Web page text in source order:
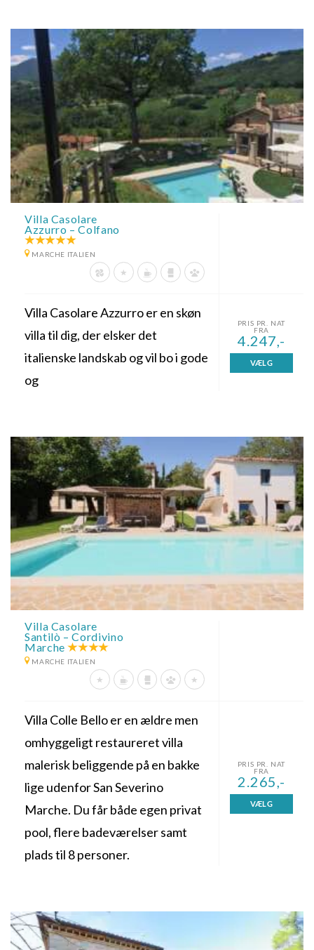
Villa Casolare
Azzurro – Colfano
MARCHE ITALIEN
Villa Casolare Azzurro er en skøn
villa til dig, der elsker det
italienske landskab og vil bo i gode
og
PRIS PR. NAT
FRA
4.247,-
VÆLG
Villa Casolare
Santilò – Cordivino
Marche
MARCHE ITALIEN
Villa Colle Bello er en ældre men
omhyggeligt restaureret villa
malerisk beliggende på en bakke
lige udenfor San Severino
Marche. Du får både egen privat
pool, flere badeværelser samt
plads til 8 personer.
PRIS PR. NAT
FRA
2.265,-
VÆLG